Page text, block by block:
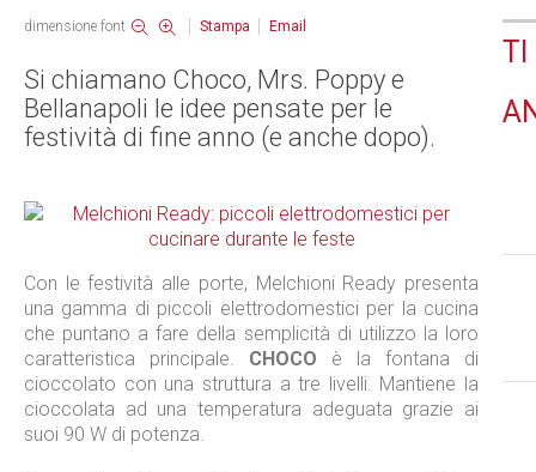
dimensione font Stampa Email
Si chiamano Choco, Mrs. Poppy e
Bellanapoli le idee pensate per le
festività di fine anno (e anche dopo).
Con le festività alle porte, Melchioni Ready presenta
una gamma di piccoli elettrodomestici per la cucina
che puntano a fare della semplicità di utilizzo la loro
caratteristica principale. CHOCO è la fontana di
cioccolato con una struttura a tre livelli. Mantiene la
cioccolata ad una temperatura adeguata grazie ai
suoi 90 W di potenza.
TI